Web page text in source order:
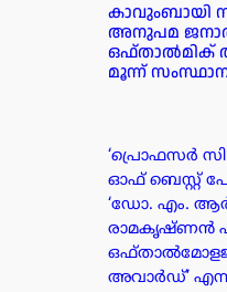
കാവുംബായി
അനുപമ
ഒഫ്താൽമിക്
മൂന്ന്
‘പ്രൊഫസർ
ഓഫ് ബെസ്റ്റ്
‘ഡോ. എം.
രാമകൃഷ്ണൻ
അവാർഡ്’